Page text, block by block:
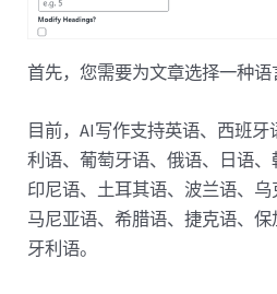
首先，您需要为文章选择一种语
目前，AI写作支持英语、西班
利语、葡萄牙语、俄语、日语、
印尼语、土耳其语、波兰语、
马尼亚语、希腊语、捷克语、
牙利语。